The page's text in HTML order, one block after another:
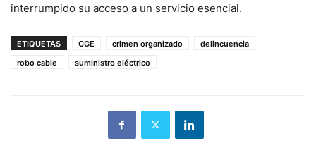
interrumpido su acceso a un servicio esencial.
ETIQUETAS CGE crimen organizado
delincuencia
robo cable
suministro eléctrico